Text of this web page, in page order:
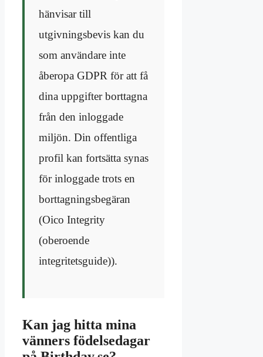
hänvisar till
utgivningsbevis kan du
som användare inte
åberopa GDPR för att få
dina uppgifter borttagna
från den inloggade
miljön. Din offentliga
profil kan fortsätta synas
för inloggade trots en
borttagningsbegäran
(Oico Integrity
(oberoende
integritetsguide)).
Kan jag hitta mina
vänners födelsedagar